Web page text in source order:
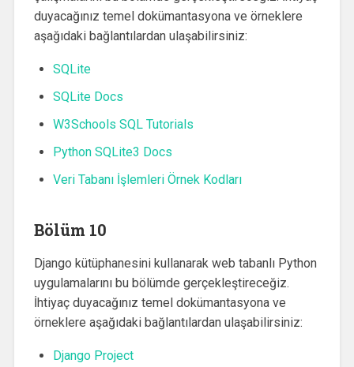
duyacağınız temel dokümantasyona ve örneklere
aşağıdaki bağlantılardan ulaşabilirsiniz:
SQLite
SQLite Docs
W3Schools SQL Tutorials
Python SQLite3 Docs
Veri Tabanı İşlemleri Örnek Kodları
Bölüm 10
Django kütüphanesini kullanarak web tabanlı Python
uygulamalarını bu bölümde gerçekleştireceğiz.
İhtiyaç duyacağınız temel dokümantasyona ve
örneklere aşağıdaki bağlantılardan ulaşabilirsiniz:
Django Project